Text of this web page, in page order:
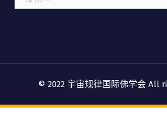
索：
© 2022 宇宙规律国际佛学会 All